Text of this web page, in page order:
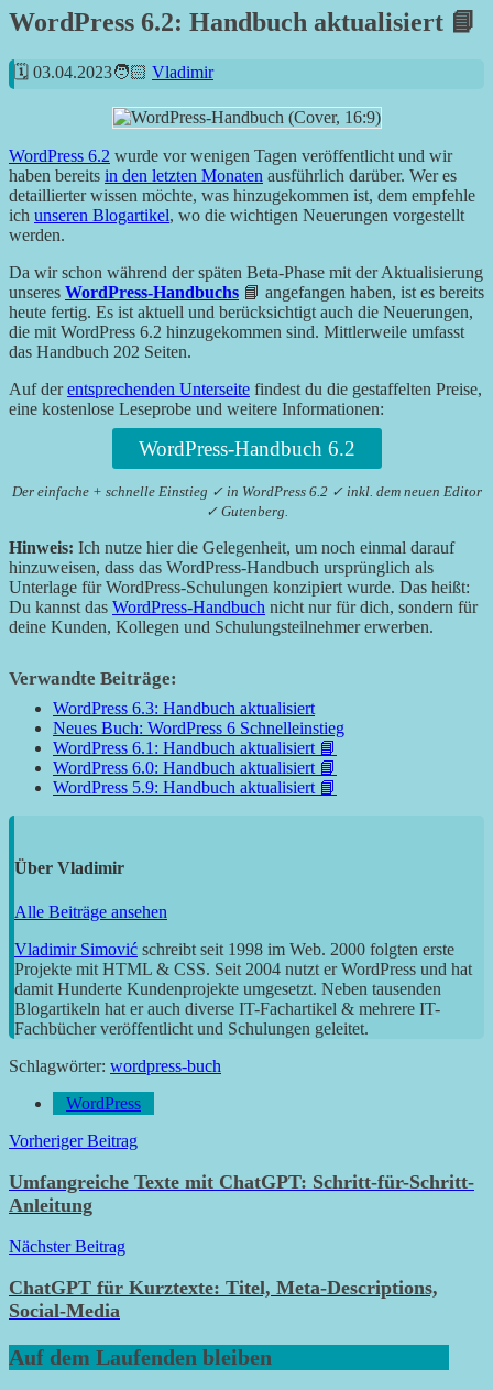
WordPress 6.2: Handbuch aktualisiert 📘
03.04.2023 Vladimir
WordPress 6.2 wurde vor wenigen Tagen veröffentlicht und wir
haben bereits in den letzten Monaten ausführlich darüber. Wer es
detaillierter wissen möchte, was hinzugekommen ist, dem empfehle
ich unseren Blogartikel, wo die wichtigen Neuerungen vorgestellt
werden.
Da wir schon während der späten Beta-Phase mit der Aktualisierung
unseres WordPress-Handbuchs 📘 angefangen haben, ist es bereits
heute fertig. Es ist aktuell und berücksichtigt auch die Neuerungen,
die mit WordPress 6.2 hinzugekommen sind. Mittlerweile umfasst
das Handbuch 202 Seiten.
Auf derentsprechenden Unterseite findest du die gestaffelten Preise,
eine kostenlose Leseprobe und weitere Informationen:
WordPress-Handbuch 6.2
Der einfache + schnelle Einstieg ✓ in WordPress 6.2 ✓ inkl. dem neuen Editor
✓ Gutenberg.
Hinweis: Ich nutze hier die Gelegenheit, um noch einmal darauf
hinzuweisen, dass das WordPress-Handbuch ursprünglich als
Unterlage für WordPress-Schulungen konzipiert wurde. Das heißt:
Du kannst das WordPress-Handbuch nicht nur für dich, sondern für
deine Kunden, Kollegen und Schulungsteilnehmer erwerben.
Verwandte Beiträge:
WordPress 6.3: Handbuch aktualisiert
Neues Buch: WordPress 6 Schnelleinstieg
WordPress 6.1: Handbuch aktualisiert 📘
WordPress 6.0: Handbuch aktualisiert 📘
WordPress 5.9: Handbuch aktualisiert 📘
Über Vladimir
Alle Beiträge ansehen
Vladimir Simović schreibt seit 1998 im Web. 2000 folgten erste
Projekte mit HTML & CSS. Seit 2004 nutzt er WordPress und hat
damit Hunderte Kundenprojekte umgesetzt. Neben tausenden
Blogartikeln hat er auch diverse IT-Fachartikel & mehrere IT-
Fachbücher veröffentlicht und Schulungen geleitet.
Schlagwörter: wordpress-buch
WordPress
Beitragsnavigation
Vorheriger Beitrag
Umfangreiche Texte mit ChatGPT: Schritt-für-Schritt-
Anleitung
Nächster Beitrag
ChatGPT für Kurztexte: Titel, Meta-Descriptions,
Social-Media
Auf dem Laufenden bleiben